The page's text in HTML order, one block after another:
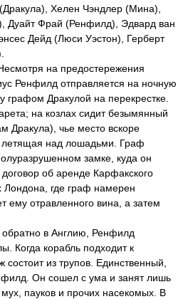
Хелен Чэндлер (Мина),
Дуайт Фрай (Ренфилд), Эдвард ван
Дейд (Люси Уэстон), Герберт
на предостережения
Ренфилд отправляется на ночную
графом Дракулой на перекрестке.
на козлах сидит безымянный
Дракула), чье место вскоре
над лошадьми. Граф
замке, куда он
об аренде Карфакского
Лондона, где граф намерен
ему отравленного вина, а затем
в Англию, Ренфилд
Когда корабль подходит к
состоит из трупов. Единственный,
Он сошел с ума и занят лишь
пауков и прочих насекомых. В